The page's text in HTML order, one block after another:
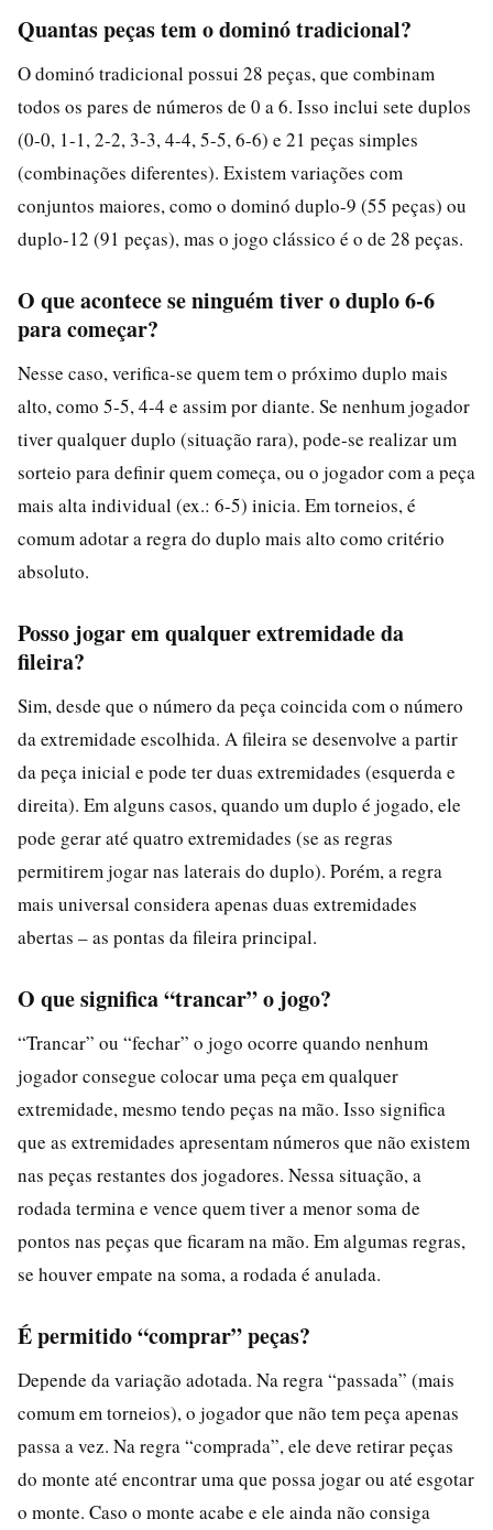
Quantas peças tem o dominó tradicional?
O dominó tradicional possui 28 peças, que combinam
todos os pares de números de 0 a 6. Isso inclui sete duplos
(0-0, 1-1, 2-2, 3-3, 4-4, 5-5, 6-6) e 21 peças simples
(combinações diferentes). Existem variações com
conjuntos maiores, como o dominó duplo-9 (55 peças) ou
duplo-12 (91 peças), mas o jogo clássico é o de 28 peças.
O que acontece se ninguém tiver o duplo 6-6
para começar?
Nesse caso, verifica-se quem tem o próximo duplo mais
alto, como 5-5, 4-4 e assim por diante. Se nenhum jogador
tiver qualquer duplo (situação rara), pode-se realizar um
sorteio para definir quem começa, ou o jogador com a peça
mais alta individual (ex.: 6-5) inicia. Em torneios, é
comum adotar a regra do duplo mais alto como critério
absoluto.
Posso jogar em qualquer extremidade da
fileira?
Sim, desde que o número da peça coincida com o número
da extremidade escolhida. A fileira se desenvolve a partir
da peça inicial e pode ter duas extremidades (esquerda e
direita). Em alguns casos, quando um duplo é jogado, ele
pode gerar até quatro extremidades (se as regras
permitirem jogar nas laterais do duplo). Porém, a regra
mais universal considera apenas duas extremidades
abertas – as pontas da fileira principal.
O que significa “trancar” o jogo?
“Trancar” ou “fechar” o jogo ocorre quando nenhum
jogador consegue colocar uma peça em qualquer
extremidade, mesmo tendo peças na mão. Isso significa
que as extremidades apresentam números que não existem
nas peças restantes dos jogadores. Nessa situação, a
rodada termina e vence quem tiver a menor soma de
pontos nas peças que ficaram na mão. Em algumas regras,
se houver empate na soma, a rodada é anulada.
É permitido “comprar” peças?
Depende da variação adotada. Na regra “passada” (mais
comum em torneios), o jogador que não tem peça apenas
passa a vez. Na regra “comprada”, ele deve retirar peças
do monte até encontrar uma que possa jogar ou até esgotar
o monte. Caso o monte acabe e ele ainda não consiga